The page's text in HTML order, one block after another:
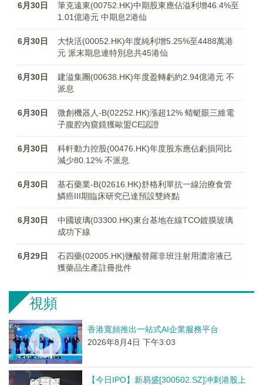
6月30日
筆克遠東(00752.HK)中期股東應佔溢利增46.4%至
1.01億港元 中期息2港仙
6月30日
大快活(00052.HK)年度純利增5.25%至4488萬港
元 派末期息連特別息共45港仙
6月30日
建溢集團(00638.HK)年度盈轉虧約2.94億港元 不
派息
6月30日
微創機器人-B(02252.HK)漲超12% 蜻蜓眼三維電
子腹腔內窺鏡獲歐盟CE認證
6月30日
科軒動力控股(00476.HK)年度股东應佔虧損同比
減少80.12% 不派息
6月30日
基石藥業-B(02616.HK)舒格利單抗一線治療食管
鱗癌III期臨床研究已達預設雙終點
6月30日
中國玻璃(03300.HK)東台基地在線TCO鍍膜玻璃
成功下線
6月29日
石四藥(02005.HK)鹽酸替羅非班注射用濃溶液已
獲藥品生產註冊批件
視頻
香港寬頻推出一站式AI企業服務平台
2026年8月4日 下午3:03
【今日IPO】新易盛[300502.SZ]冲刺港股上